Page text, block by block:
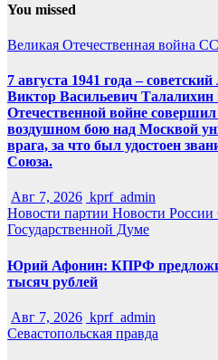
You missed
Великая Отечественная война
7 августа 1941 года –
Виктор Васильевич
Отечественной войне
воздушном бою над Москвой
врага, за что был удостоен
Союза.
Авг 7, 2026 kprf_admin
Новости партии Новости России
Государственной Думе
Юрий Афонин: КПРФ
тысяч рублей
Авг 7, 2026 kprf_admin
Севастопольская правда